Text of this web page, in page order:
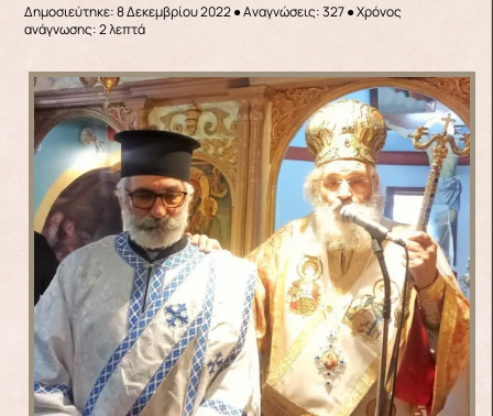
Δημοσιεύτηκε: 8 Δεκεμβρίου 2022●Αναγνώσεις: 327● Χρόνος
ανάγνωσης: 2 λεπτά